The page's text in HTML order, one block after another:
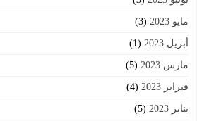
مايو 2023 (3)
أبريل 2023 (1)
مارس 2023 (5)
فبراير 2023 (4)
يناير 2023 (5)